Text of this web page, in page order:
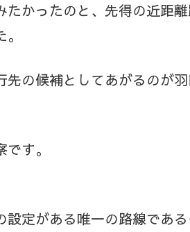
たかったのと、先得の近距
の候補としてあがるのが
す。
定がある唯一の路線であ